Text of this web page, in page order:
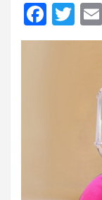
F
a
T
wi